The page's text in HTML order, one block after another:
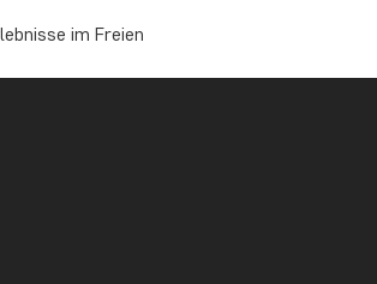
im Freien